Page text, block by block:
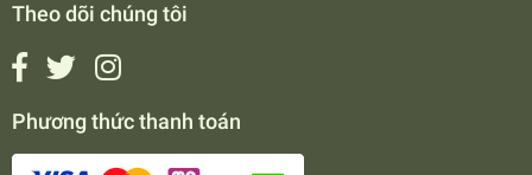
Theo dõi chúng tôi
Phương thức thanh toán